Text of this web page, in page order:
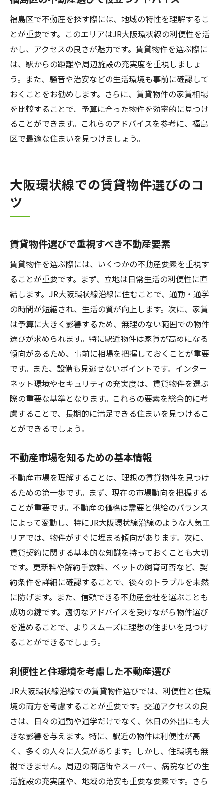
福島区で不動産を探す際には、地域の特性を理解するこ
とが重要です。このエリアはJR大阪環状線の利便性を活
かし、アクセスの良さが魅力です。賃貸物件を選ぶ際に
は、駅からの距離や周辺施設の充実度を重視しましょ
う。また、騒音や治安などの生活環境も事前に確認して
おくことをお勧めします。さらに、賃貸物件の家賃相場
を比較することで、予算に合った物件を効率的に見つけ
ることができます。これらのアドバイスを参考に、福島
区で最適な住まいを見つけましょう。
大阪環状線での賃貸物件選びのコ
ツ
賃貸物件選びで重視すべき不動産要素
賃貸物件を選ぶ際には、いくつかの不動産要素を重視す
ることが重要です。まず、立地は日常生活の利便性に直
結します。JR大阪環状線沿線に住むことで、通勤・通学
の時間が短縮され、生活の質が向上します。次に、家賃
は予算に大きく影響するため、無理のない範囲での物件
選びが求められます。特に駅近物件は家賃が高めになる
傾向があるため、事前に相場を把握しておくことが重要
です。また、設備も見逃せないポイントです。インター
ネット環境やセキュリティの充実度は、賃貸物件を選ぶ
際の重要な基準となります。これらの要素を総合的に考
慮することで、長期的に満足できる住まいを見つけるこ
とができるでしょう。
不動産市場を知るための基本情報
不動産市場を理解することは、理想の賃貸物件を見つけ
るための第一歩です。まず、現在の市場動向を把握する
ことが重要です。不動産の価格は需要と供給のバランス
によって変動し、特にJR大阪環状線沿線のような人気エ
リアでは、物件がすぐに埋まる傾向があります。次に、
賃貸契約に関する基本的な知識を持っておくことも大切
です。更新料や解約手数料、ペットの飼育可否など、契
約条件を詳細に確認することで、後々のトラブルを未然
に防げます。また、信頼できる不動産会社を選ぶことも
成功の鍵です。適切なアドバイスを受けながら物件選び
を進めることで、よりスムーズに理想の住まいを見つけ
ることができるでしょう。
利便性と住環境を考慮した不動産選び
JR大阪環状線沿線での賃貸物件選びでは、利便性と住環
境の両方を考慮することが重要です。交通アクセスの良
さは、日々の通勤や通学だけでなく、休日の外出にも大
きな影響を与えます。特に、駅近の物件は利便性が高
く、多くの人々に人気があります。しかし、住環境も無
視できません。周辺の商店街やスーパー、病院などの生
活施設の充実度や、地域の治安も重要な要素です。さら